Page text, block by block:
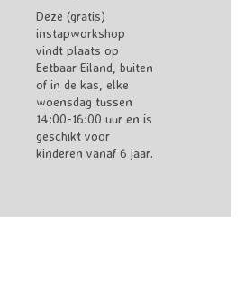
Deze (gratis)
instapworkshop
vindt plaats op
Eetbaar Eiland, buiten
of in de kas, elke
woensdag tussen
14:00-16:00 uur en is
geschikt voor
kinderen vanaf 6 jaar.